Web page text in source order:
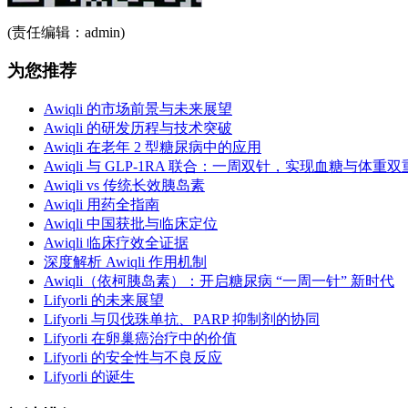
(责任编辑：admin)
为您推荐
Awiqli 的市场前景与未来展望
Awiqli 的研发历程与技术突破
Awiqli 在老年 2 型糖尿病中的应用
Awiqli 与 GLP-1RA 联合：一周双针，实现血糖与体重双
Awiqli vs 传统长效胰岛素
Awiqli 用药全指南
Awiqli 中国获批与临床定位
Awiqli 临床疗效全证据
深度解析 Awiqli 作用机制
Awiqli（依柯胰岛素）：开启糖尿病 “一周一针” 新时代
Lifyorli 的未来展望
Lifyorli 与贝伐珠单抗、PARP 抑制剂的协同
Lifyorli 在卵巢癌治疗中的价值
Lifyorli 的安全性与不良反应
Lifyorli 的诞生